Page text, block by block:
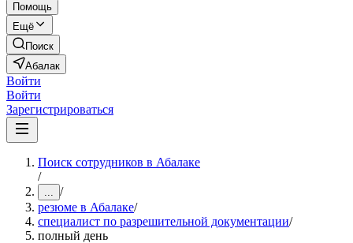
Помощь
Ещё
Поиск
Абалак
Войти
Войти
Зарегистрироваться
Поиск сотрудников в Абалаке
/
... /
резюме в Абалаке/
специалист по разрешительной документации/
полный день